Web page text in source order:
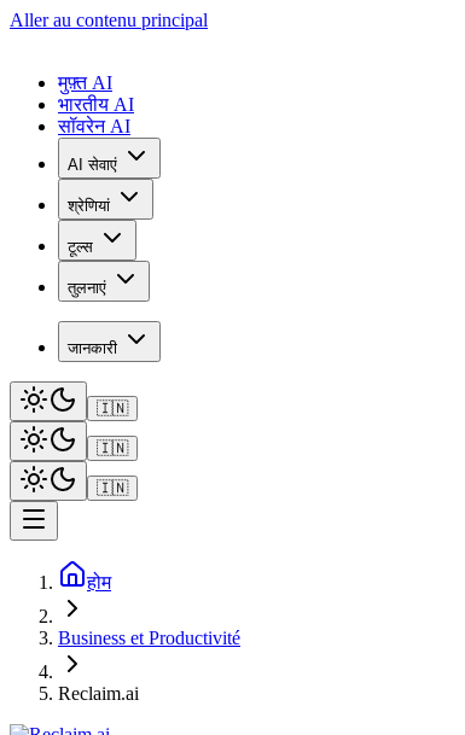
Aller au contenu principal
मुफ़्त AI
भारतीय AI
सॉवरेन AI
AI सेवाएं
श्रेणियां
टूल्स
तुलनाएं
जानकारी
🇮🇳
🇮🇳
🇮🇳
होम
Business et Productivité
Reclaim.ai